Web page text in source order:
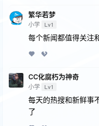
繁华若梦
小学 Lv1
每个新闻都值得关注
CC化腐朽为神奇
小学 Lv1
每天的热搜和新鲜事
了